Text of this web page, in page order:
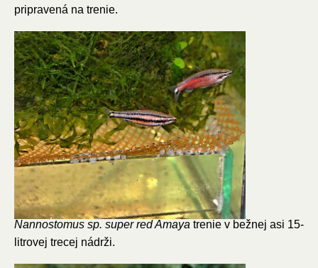
pripravená na trenie.
Nannostomus sp. super red Amaya trenie v bežnej asi 15-
litrovej trecej nádrži.